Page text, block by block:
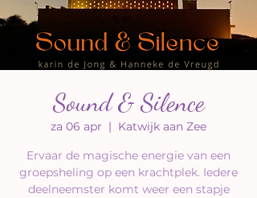
Sound & Silence
za 06 apr
  |
Katwijk aan Zee
Ervaar de magische energie van een
groepsheling op een krachtplek. Iedere
deelneemster komt weer een stapje